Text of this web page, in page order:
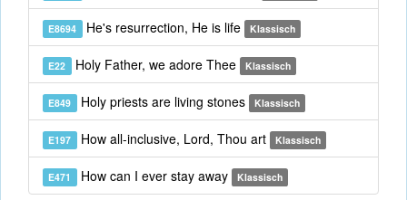
E8694 He's resurrection, He is life Klassisch
E22 Holy Father, we adore Thee Klassisch
E849 Holy priests are living stones Klassisch
E197 How all-inclusive, Lord, Thou art Klassisch
E471 How can I ever stay away Klassisch